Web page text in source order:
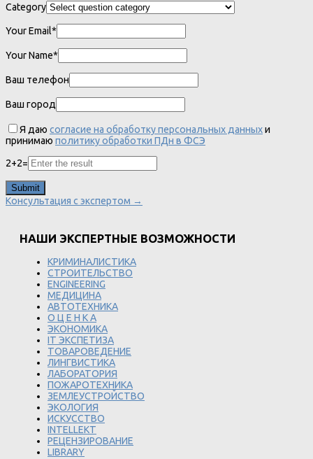
Category
Your Email*
Your Name*
Ваш телефон
Ваш город
Я даю согласие на обработку персональных данныхи
принимаю политику обработки ПДн в ФСЭ
2+2=
Консультация с экспертом →
НАШИ ЭКСПЕРТНЫЕ ВОЗМОЖНОСТИ
КРИМИНАЛИСТИКА
СТРОИТЕЛЬСТВО
ENGINEERING
МЕДИЦИНА
АВТОТЕХНИКА
О Ц Е Н К А
ЭКОНОМИКА
IT ЭКСПЕТИЗА
ТОВАРОВЕДЕНИЕ
ЛИНГВИСТИКА
ЛАБОРАТОРИЯ
ПОЖАРОТЕХНИКА
ЗЕМЛЕУСТРОЙСТВО
ЭКОЛОГИЯ
ИСКУССТВО
INTELLEKT
РЕЦЕНЗИРОВАНИЕ
LIBRARY